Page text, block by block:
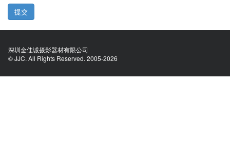
提交
深圳金佳诚摄影器材有限公司
© JJC. All Rights Reserved. 2005-2026